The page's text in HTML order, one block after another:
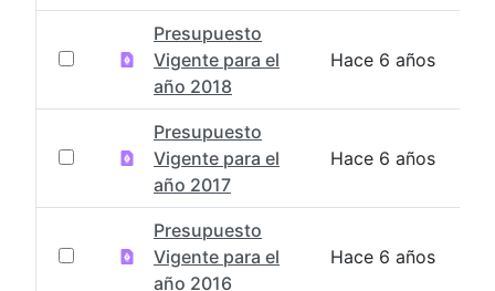
Presupuesto
Vigente para el
año 2018
Hace 6 años
Presupuesto
Vigente para el
año 2017
Hace 6 años
Presupuesto
Vigente para el
año 2016
Hace 6 años